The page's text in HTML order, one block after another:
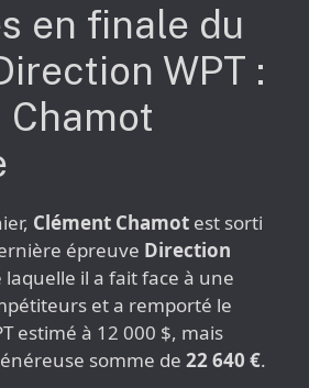
en finale du
WPT :
Chamot
Clément Chamot est sorti
épreuve Direction
laquelle il a fait face à une
et a remporté le
estimé à 12 000 $, mais
somme de 22 640 €.